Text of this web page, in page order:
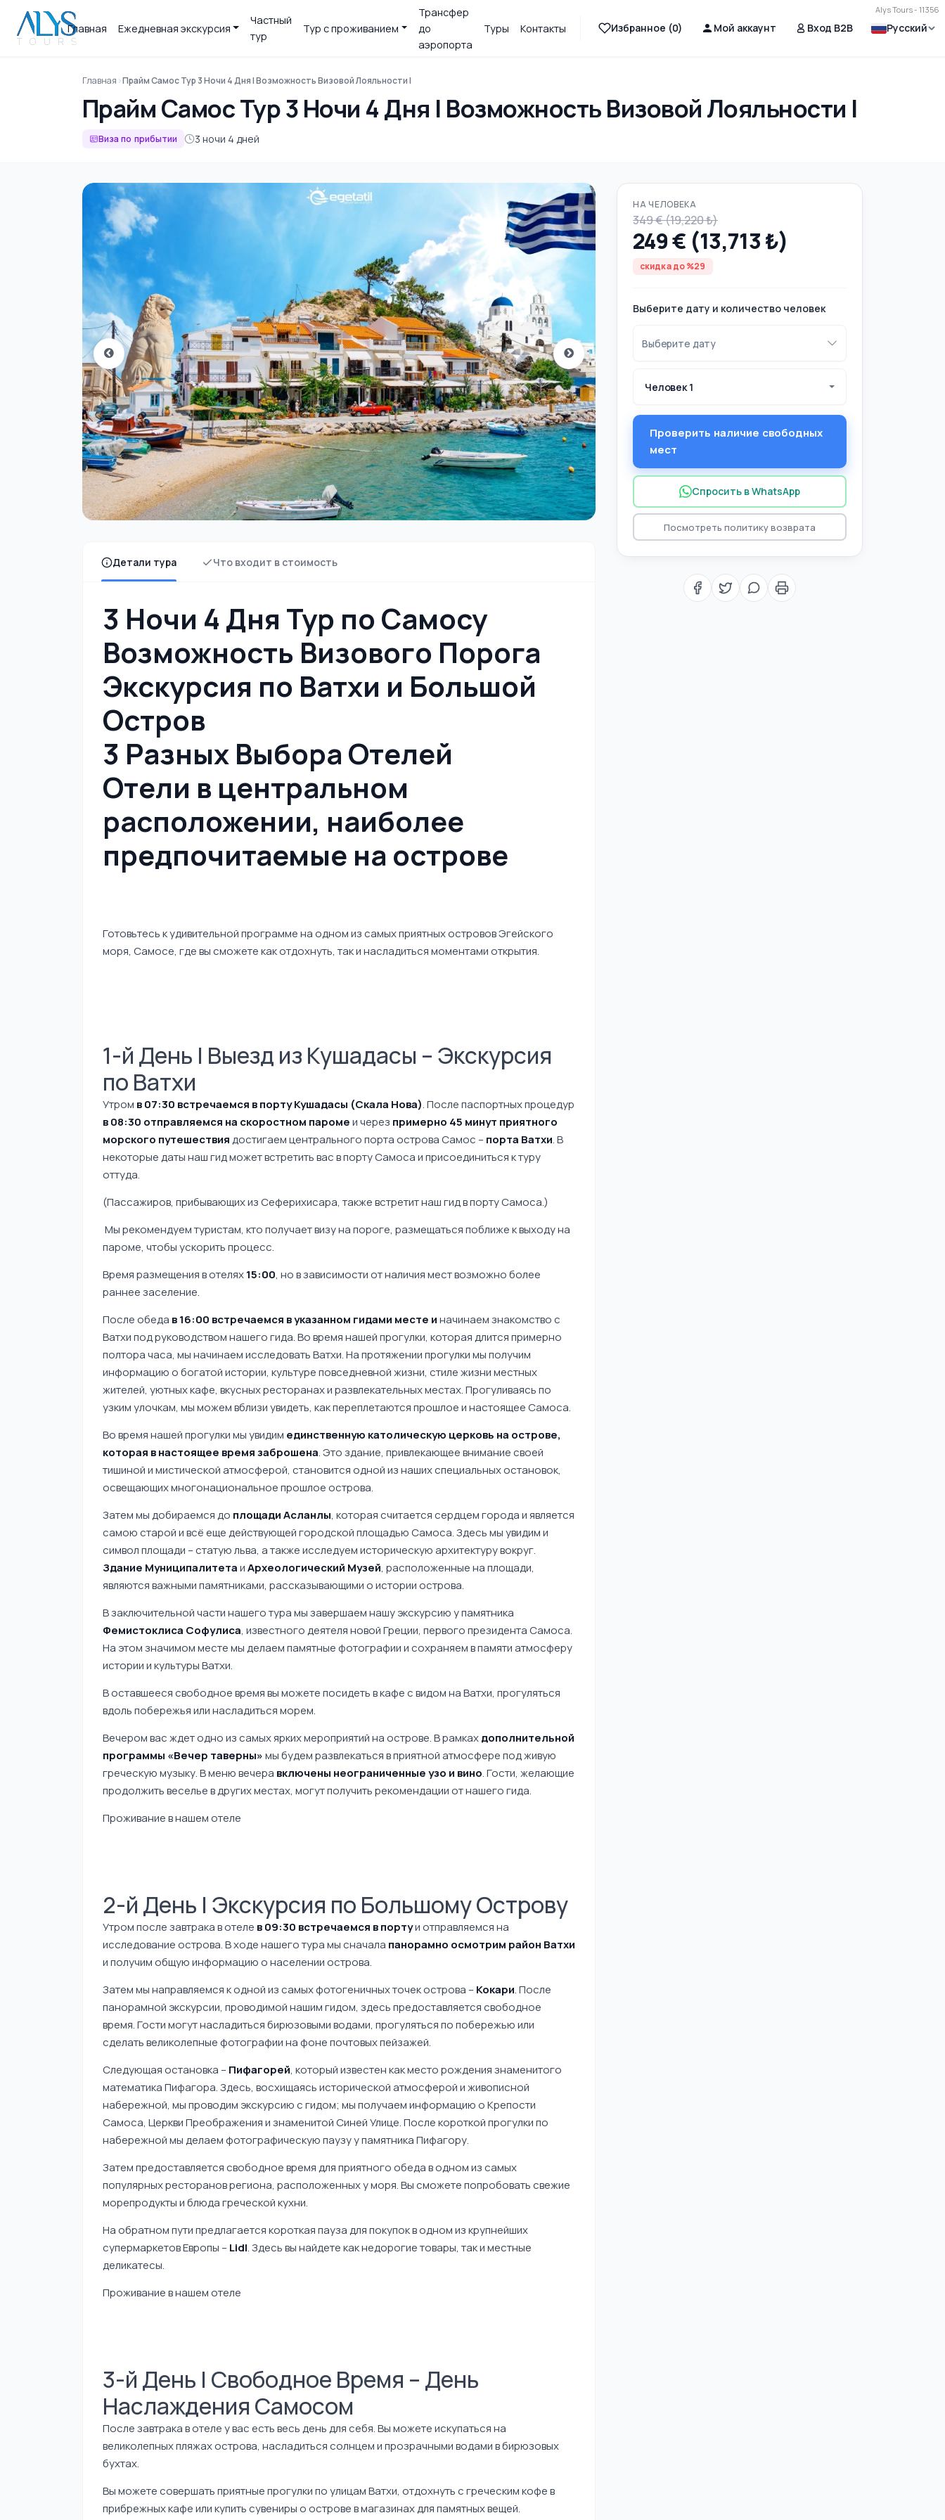
Alys Tours - 11356
Главная Ежедневная экскурсия
Частный
тур
Тур с проживанием
Трансфер
до
аэропорта
Туры Контакты Избранное (0) Мой аккаунт Вход B2B Русский
Главная Прайм Самос Тур 3 Ночи 4 Дня | Возможность Визовой Лояльности |
Прайм Самос Тур 3 Ночи 4 Дня | Возможность Визовой Лояльности |
Виза по прибытии 3 ночи 4 дней
Детали тура Что входит в стоимость
3 Ночи 4 Дня Тур по Самосу
Возможность Визового Порога
Экскурсия по Ватхи и Большой
Остров
3 Разных Выбора Отелей
Отели в центральном
расположении, наиболее
предпочитаемые на острове
Готовьтесь к удивительной программе на одном из самых приятных островов Эгейского
моря, Самосе, где вы сможете как отдохнуть, так и насладиться моментами открытия.
1-й День | Выезд из Кушадасы – Экскурсия
по Ватхи
Утром в 07:30 встречаемся в порту Кушадасы (Скала Нова). После паспортных процедур
в 08:30 отправляемся на скоростном паромеи через примерно 45 минут приятного
морского путешествиядостигаем центрального порта острова Самос –порта Ватхи. В
некоторые даты наш гид может встретить вас в порту Самоса и присоединиться к туру
оттуда.
(Пассажиров, прибывающих из Сеферихисара, также встретит наш гид в порту Самоса.)
Мы рекомендуем туристам, кто получает визу на пороге, размещаться поближе к выходу на
пароме, чтобы ускорить процесс.
Время размещения в отелях15:00, но в зависимости от наличия мест возможно более
раннее заселение.
После обеда в 16:00 встречаемся в указанном гидами месте иначинаем знакомство с
Ватхи под руководством нашего гида. Во время нашей прогулки, которая длится примерно
полтора часа, мы начинаем исследовать Ватхи. На протяжении прогулки мы получим
информацию о богатой истории, культуре повседневной жизни, стиле жизни местных
жителей, уютных кафе, вкусных ресторанах и развлекательных местах. Прогуливаясь по
узким улочкам, мы можем вблизи увидеть, как переплетаются прошлое и настоящее Самоса.
Во время нашей прогулки мы увидим единственную католическую церковь на острове,
которая в настоящее время заброшена. Это здание, привлекающее внимание своей
тишиной и мистической атмосферой, становится одной из наших специальных остановок,
освещающих многонациональное прошлое острова.
Затем мы добираемся до площади Асланлы, которая считается сердцем города и является
самою старой и всё еще действующей городской площадью Самоса. Здесь мы увидим и
символ площади – статую льва, а также исследуем историческую архитектуру вокруг.
Здание МуниципалитетаиАрхеологический Музей, расположенные на площади,
являются важными памятниками, рассказывающими о истории острова.
В заключительной части нашего тура мы завершаем нашу экскурсию у памятника
Фемистоклиса Софулиса, известного деятеля новой Греции, первого президента Самоса.
На этом значимом месте мы делаем памятные фотографии и сохраняем в памяти атмосферу
истории и культуры Ватхи.
В оставшееся свободное время вы можете посидеть в кафе с видом на Ватхи, прогуляться
вдоль побережья или насладиться морем.
Вечером вас ждет одно из самых ярких мероприятий на острове. В рамкахдополнительной
программы «Вечер таверны»мы будем развлекаться в приятной атмосфере под живую
греческую музыку. В меню вечера включены неограниченные узо и вино. Гости, желающие
продолжить веселье в других местах, могут получить рекомендации от нашего гида.
Проживание в нашем отеле
2-й День | Экскурсия по Большому Острову
Утром после завтрака в отеле в 09:30 встречаемся в портуи отправляемся на
исследование острова. В ходе нашего тура мы сначала панорамно осмотрим район Ватхи
и получим общую информацию о населении острова.
Затем мы направляемся к одной из самых фотогеничных точек острова –Кокари. После
панорамной экскурсии, проводимой нашим гидом, здесь предоставляется свободное
время. Гости могут насладиться бирюзовыми водами, прогуляться по побережью или
сделать великолепные фотографии на фоне почтовых пейзажей.
Следующая остановка –Пифагорей, который известен как место рождения знаменитого
математика Пифагора. Здесь, восхищаясь исторической атмосферой и живописной
набережной, мы проводим экскурсию с гидом; мы получаем информацию о Крепости
Самоса, Церкви Преображения и знаменитой Синей Улице. После короткой прогулки по
набережной мы делаем фотографическую паузу у памятника Пифагору.
Затем предоставляется свободное время для приятного обеда в одном из самых
популярных ресторанов региона, расположенных у моря. Вы сможете попробовать свежие
морепродукты и блюда греческой кухни.
На обратном пути предлагается короткая пауза для покупок в одном из крупнейших
супермаркетов Европы –Lidl. Здесь вы найдете как недорогие товары, так и местные
деликатесы.
Проживание в нашем отеле
3-й День | Свободное Время – День
Наслаждения Самосом
После завтрака в отеле у вас есть весь день для себя. Вы можете искупаться на
великолепных пляжах острова, насладиться солнцем и прозрачными водами в бирюзовых
бухтах.
Вы можете совершать приятные прогулки по улицам Ватхи, отдохнуть с греческим кофе в
прибрежных кафе или купить сувениры о острове в магазинах для памятных вещей.
НА ЧЕЛОВЕКА
349 € (19,220 ₺)
249 € (13,713 ₺)
скидка до %29
Выберите дату и количество человек
Человек 1
Проверить наличие свободных
мест
Спросить в WhatsApp
Посмотреть политику возврата